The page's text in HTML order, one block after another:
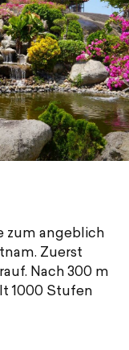
zum angeblich
Zuerst
Nach 300 m
1000 Stufen